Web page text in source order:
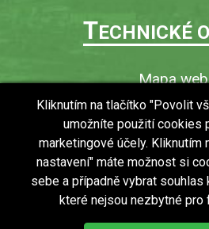
TECHNICKÉ
Mapa
O webu
Povinně
Ochrana osobních
RSS
Kliknutím na tlačítko "Povolit
umožníte použití cookies
marketingové účely. Kliknutím
nastavení" máte možnost si
sebe a případně vybrat
které nejsou nezbytné pro